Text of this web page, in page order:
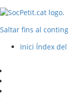
Saltar fins al
Inici Índex